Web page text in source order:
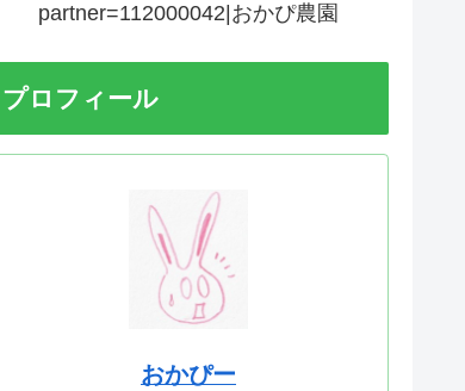
partner=112000042|おかぴ農園
プロフィール
おかぴー